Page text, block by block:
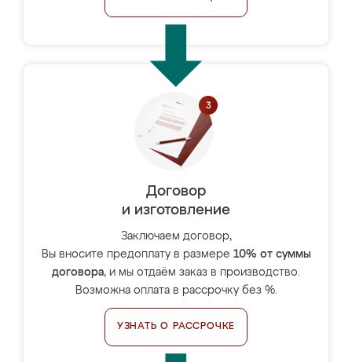
Договор
и изготовление
Заключаем договор,
Вы вносите предоплату в размере 10% от суммы
договора, и мы отдаём заказ в производство.
Возможна оплата в рассрочку без %.
УЗНАТЬ О РАССРОЧКЕ